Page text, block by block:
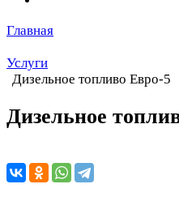
Главная
Услуги
Дизельное топливо Евро-5
Дизельное